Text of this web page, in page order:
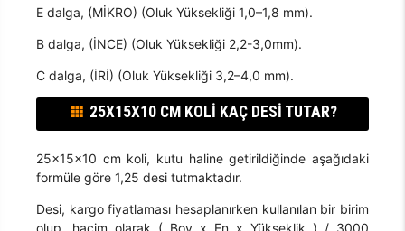
E dalga, (MİKRO) (Oluk Yüksekliği 1,0–1,8 mm).
B dalga, (İNCE) (Oluk Yüksekliği 2,2-3,0mm).
C dalga, (İRİ) (Oluk Yüksekliği 3,2–4,0 mm).
25X15X10 CM KOLI KAÇ DESI TUTAR?
25x15x10 cm koli, kutu haline getirildiğinde aşağıdaki
formüle göre 1,25 desi tutmaktadır.
Desi, kargo fiyatlaması hesaplanırken kullanılan bir birim
olup, hacim olarak ( Boy x En x Yükseklik ) / 3000